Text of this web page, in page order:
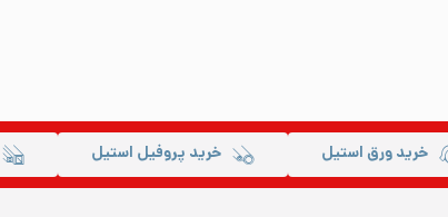
خرید ورق استیل خرید پروفیل استیل